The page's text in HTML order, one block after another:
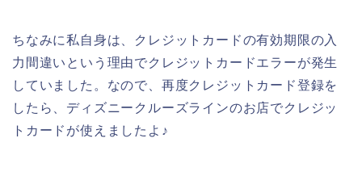
ちなみに私自身は、クレジットカードの有効期限の入
力間違いという理由でクレジットカードエラーが発生
していました。なので、再度クレジットカード登録を
したら、ディズニークルーズラインのお店でクレジッ
トカードが使えましたよ♪